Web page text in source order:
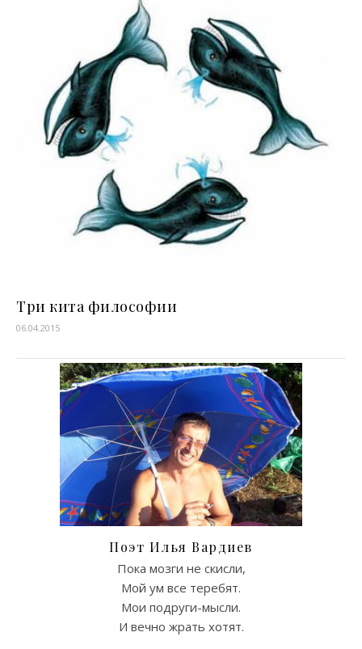
Три кита философии
06.04.2015
Поэт Илья Вардиев
Пока мозги не скисли,
Мой ум все теребят.
Мои подруги-мысли.
И вечно жрать хотят.